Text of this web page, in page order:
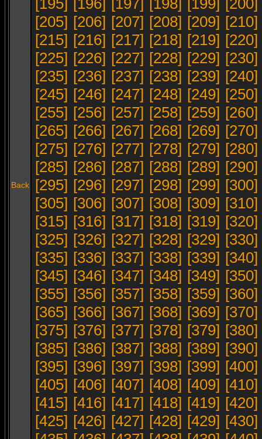
Back
[195] [196] [197] [198] [199] [200]
[205] [206] [207] [208] [209] [210]
[215] [216] [217] [218] [219] [220]
[225] [226] [227] [228] [229] [230]
[235] [236] [237] [238] [239] [240]
[245] [246] [247] [248] [249] [250]
[255] [256] [257] [258] [259] [260]
[265] [266] [267] [268] [269] [270]
[275] [276] [277] [278] [279] [280]
[285] [286] [287] [288] [289] [290]
[295] [296] [297] [298] [299] [300]
[305] [306] [307] [308] [309] [310]
[315] [316] [317] [318] [319] [320]
[325] [326] [327] [328] [329] [330]
[335] [336] [337] [338] [339] [340]
[345] [346] [347] [348] [349] [350]
[355] [356] [357] [358] [359] [360]
[365] [366] [367] [368] [369] [370]
[375] [376] [377] [378] [379] [380]
[385] [386] [387] [388] [389] [390]
[395] [396] [397] [398] [399] [400]
[405] [406] [407] [408] [409] [410]
[415] [416] [417] [418] [419] [420]
[425] [426] [427] [428] [429] [430]